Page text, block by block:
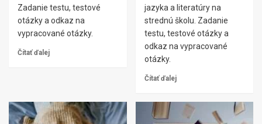
Zadanie testu, testové
otázky a odkaz na
vypracované otázky.
Čítať ďalej
jazyka a literatúry na
strednú školu. Zadanie
testu, testové otázky a
odkaz na vypracované
otázky.
Čítať ďalej